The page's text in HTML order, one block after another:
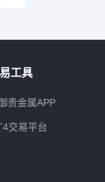
工具
贵金属APP
交易平台